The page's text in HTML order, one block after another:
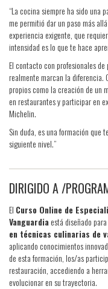
“La cocina siempre ha sido una
me permitió dar un paso más
experiencia exigente, que
intensidad es lo que te hace
El contacto con profesionales
realmente marcan la diferencia.
propios como la creación de un
en restaurantes y participar en
Michelin.
Sin duda, es una formación que
siguiente nivel.”
DIRIGIDO A /
El Curso Online de
Vanguardia está diseñado para
en técnicas culinarias de
aplicando conocimientos
de esta formación, los/as
restauración, accediendo a
evolucionar en su trayectoria.